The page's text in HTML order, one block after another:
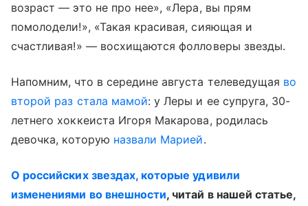
возраст — это не про нее», «Лера, вы прям
помолодели!», «Такая красивая, сияющая и
счастливая!» — восхищаются фолловеры звезды.
Напомним, что в середине августа телеведущая во
второй раз стала мамой: у Леры и ее супруга, 30-
летнего хоккеиста Игоря Макарова, родилась
девочка, которую назвали Марией.
О российских звездах, которые удивили
изменениями во внешности, читай в нашей статье,